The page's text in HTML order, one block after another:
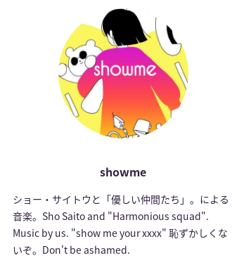
showme
ショー・サイトウと「優しい仲間たち」。による
音楽。Sho Saito and "Harmonious squad".
Music by us. "show me your xxxx" 恥ずかしくな
いぞ。Don't be ashamed.